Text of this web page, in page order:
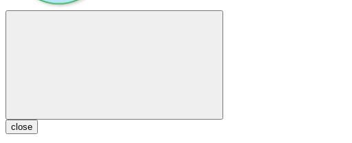
close